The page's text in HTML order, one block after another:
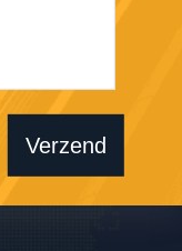
Verzend